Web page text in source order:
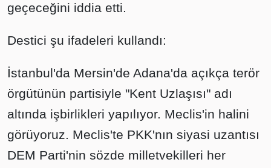
geçeceğini iddia etti.
Destici şu ifadeleri kullandı:
İstanbul'da Mersin'de Adana'da açıkça terör
örgütünün partisiyle "Kent Uzlaşısı" adı
altında işbirlikleri yapılıyor. Meclis'in halini
görüyoruz. Meclis'te PKK'nın siyasi uzantısı
DEM Parti'nin sözde milletvekilleri her